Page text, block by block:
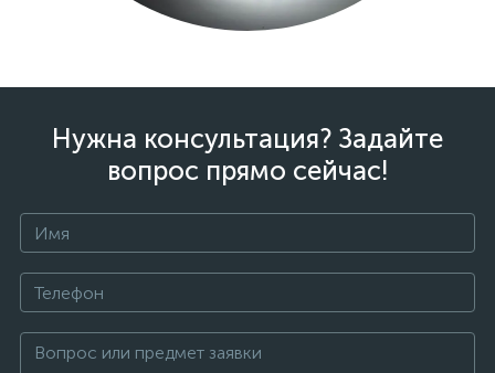
Нужна консультация? Задайте
вопрос прямо сейчас!